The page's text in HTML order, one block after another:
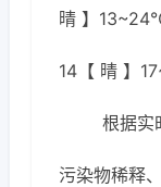
晴 】
14【 晴 】
根据实
污染物稀释